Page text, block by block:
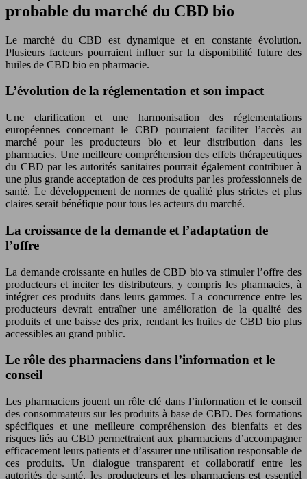
probable du marché du CBD bio
Le marché du CBD est dynamique et en constante évolution.
Plusieurs facteurs pourraient influer sur la disponibilité future des
huiles de CBD bio en pharmacie.
L’évolution de la réglementation et son impact
Une clarification et une harmonisation des réglementations
européennes concernant le CBD pourraient faciliter l’accès au
marché pour les producteurs bio et leur distribution dans les
pharmacies. Une meilleure compréhension des effets thérapeutiques
du CBD par les autorités sanitaires pourrait également contribuer à
une plus grande acceptation de ces produits par les professionnels de
santé. Le développement de normes de qualité plus strictes et plus
claires serait bénéfique pour tous les acteurs du marché.
La croissance de la demande et l’adaptation de
l’offre
La demande croissante en huiles de CBD bio va stimuler l’offre des
producteurs et inciter les distributeurs, y compris les pharmacies, à
intégrer ces produits dans leurs gammes. La concurrence entre les
producteurs devrait entraîner une amélioration de la qualité des
produits et une baisse des prix, rendant les huiles de CBD bio plus
accessibles au grand public.
Le rôle des pharmaciens dans l’information et le
conseil
Les pharmaciens jouent un rôle clé dans l’information et le conseil
des consommateurs sur les produits à base de CBD. Des formations
spécifiques et une meilleure compréhension des bienfaits et des
risques liés au CBD permettraient aux pharmaciens d’accompagner
efficacement leurs patients et d’assurer une utilisation responsable de
ces produits. Un dialogue transparent et collaboratif entre les
autorités de santé, les producteurs et les pharmaciens est essentiel